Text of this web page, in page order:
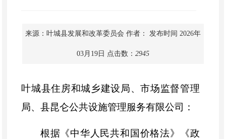
来源：叶城县发展和改革委员会 作者： 发布时间 2026年
03月19日 点击数： 2945
叶城县住房和城乡建设局、市场监督管理
局、县昆仑公共设施管理服务有限公司：
根据《中华人民共和国价格法》《政